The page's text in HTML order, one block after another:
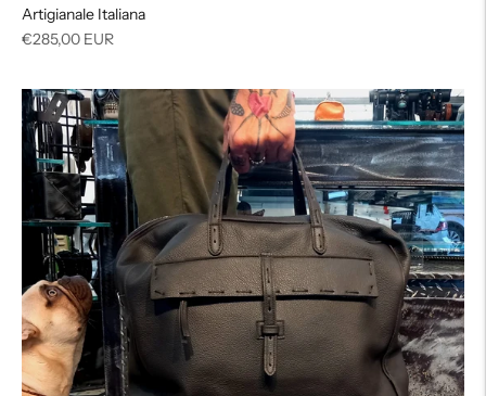
Artigianale Italiana
Prezzo
listino
€285,00 EUR